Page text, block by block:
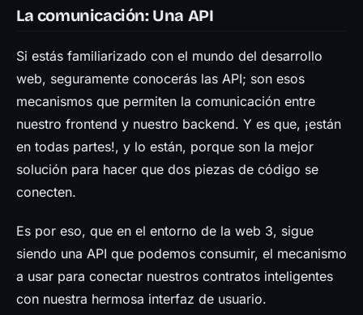
La comunicación: Una API
Si estás familiarizado con el mundo del desarrollo
web, seguramente conocerás las API; son esos
mecanismos que permiten la comunicación entre
nuestro frontend y nuestro backend. Y es que, ¡están
en todas partes!, y lo están, porque son la mejor
solución para hacer que dos piezas de código se
conecten.
Es por eso, que en el entorno de la web 3, sigue
siendo una API que podemos consumir, el mecanismo
a usar para conectar nuestros contratos inteligentes
con nuestra hermosa interfaz de usuario.